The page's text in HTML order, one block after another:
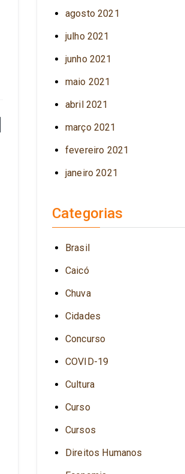
agosto 2021
julho 2021
junho 2021
maio 2021
abril 2021
março 2021
fevereiro 2021
janeiro 2021
Categorias
Brasil
Caicó
Chuva
Cidades
Concurso
COVID-19
Cultura
Curso
Cursos
Direitos Humanos